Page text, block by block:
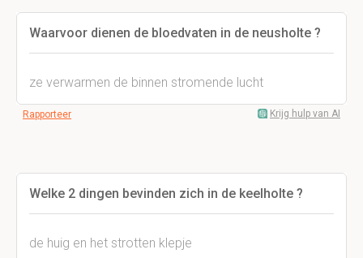
Waarvoor dienen de bloedvaten in de neusholte ?
ze verwarmen de binnen stromende lucht
Rapporteer Krijg hulp van AI
Welke 2 dingen bevinden zich in de keelholte ?
de huig en het strotten klepje